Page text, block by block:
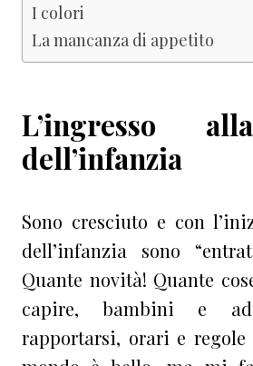
I colori
La mancanza di appetito
L’ingresso
dell’infanzia
Sono cresciuto e con
dell’infanzia sono
Quante novità! Quante
capire, bambini e
rapportarsi, orari e regole